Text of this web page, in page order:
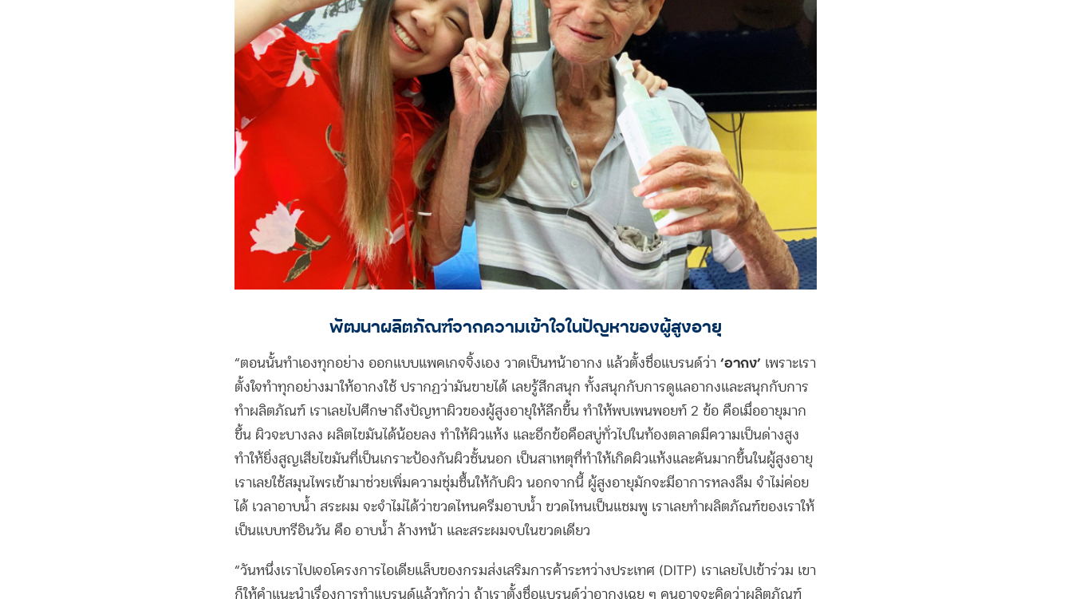
พัฒนาผลิตภัณฑ์จากความเข้าใจในปัญหาของผู้สูงอายุ
“ตอนนั้นทำเองทุกอย่าง ออกแบบแพคเกจจิ้งเอง วาดเป็นหน้าอากง แล้วตั้งชื่อแบรนด์ว่า ‘อากง’ เพราะเรา
ตั้งใจทำทุกอย่างมาให้อากงใช้ ปรากฏว่ามันขายได้ เลยรู้สึกสนุก ทั้งสนุกกับการดูแลอากงและสนุกกับการ
ทำผลิตภัณฑ์ เราเลยไปศึกษาถึงปัญหาผิวของผู้สูงอายุให้ลึกขึ้น ทำให้พบเพนพอยท์ 2 ข้อ คือเมื่ออายุมาก
ขึ้น ผิวจะบางลง ผลิตไขมันได้น้อยลง ทำให้ผิวแห้ง และอีกข้อคือสบู่ทั่วไปในท้องตลาดมีความเป็นด่างสูง
ทำให้ยิ่งสูญเสียไขมันที่เป็นเกราะป้องกันผิวชั้นนอก เป็นสาเหตุที่ทำให้เกิดผิวแห้งและคันมากขึ้นในผู้สูงอายุ
เราเลยใช้สมุนไพรเข้ามาช่วยเพิ่มความชุ่มชื้นให้กับผิว นอกจากนี้ ผู้สูงอายุมักจะมีอาการหลงลืม จำไม่ค่อย
ได้ เวลาอาบน้ำ สระผม จะจำไม่ได้ว่าขวดไหนครีมอาบน้ำ ขวดไหนเป็นแชมพู เราเลยทำผลิตภัณฑ์ของเราให้
เป็นแบบทรีอินวัน คือ อาบน้ำ ล้างหน้า และสระผมจบในขวดเดียว
“วันหนึ่งเราไปเจอโครงการไอเดียแล็บของกรมส่งเสริมการค้าระหว่างประเทศ (DITP) เราเลยไปเข้าร่วม เขา
ก็ให้คำแนะนำเรื่องการทำแบรนด์แล้วทักว่า ถ้าเราตั้งชื่อแบรนด์ว่าอากงเฉย ๆ คนอาจจะคิดว่าผลิตภัณฑ์